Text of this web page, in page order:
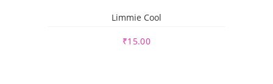
Limmie Cool
₹15.00